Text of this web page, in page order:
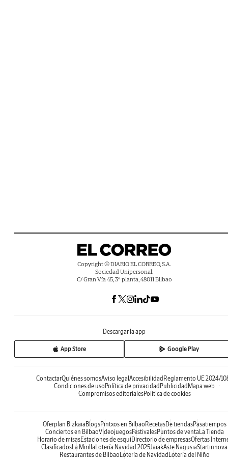
Copyright © DIARIO EL CORREO, S.A.
Sociedad Unipersonal.
C/ Gran Vía 45, 3ª planta, 48011 Bilbao
Descargar la app
App Store Google Play
ContactarQuiénes somosAviso legalAccesibilidadReglamento UE 2024/
Condiciones de usoPolítica de privacidadPublicidadMapa web
Compromisos editorialesPolítica de cookies
Oferplan BizkaiaBlogsPintxos en BilbaoRecetasDe tiendasPasatiempos
Conciertos en BilbaoVideojuegosFestivalesPuntos de ventaLa Tienda
Horario de misasEstaciones de esquíDirectorio de empresasOfertas
ClasificadosLa MirillaLotería Navidad 2025JaiakAste NagusiaStartinnova
Restaurantes de BilbaoLotería de NavidadLotería del Niño